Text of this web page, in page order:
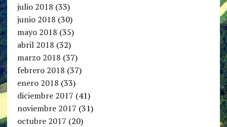
julio 2018 (33)
junio 2018 (30)
mayo 2018 (35)
abril 2018 (32)
marzo 2018 (37)
febrero 2018 (37)
enero 2018 (33)
diciembre 2017 (41)
noviembre 2017 (31)
octubre 2017 (20)